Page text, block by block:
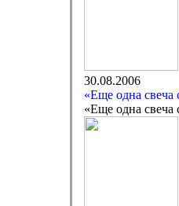
30.08.2006
«Еще одна свеча
«Еще одна свеча